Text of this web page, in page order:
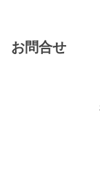
お問合せ